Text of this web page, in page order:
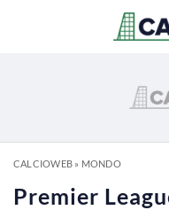
CALCIOWEB» MONDO
Premier